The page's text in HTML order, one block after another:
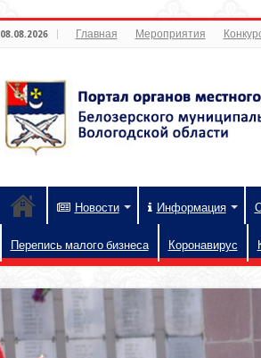
08.08.2026 Главная Мероприятия
Новости Информация
Перепись малого бизнеса Коронавирус